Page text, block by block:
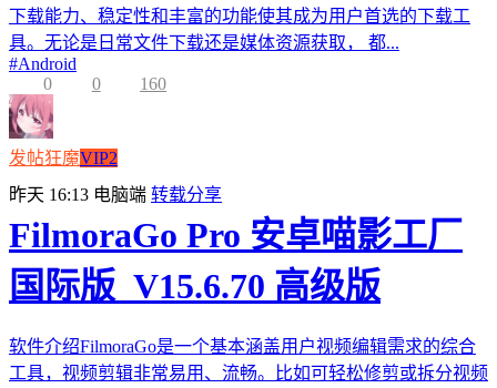
下载能力、稳定性和丰富的功能使其成为用户首选的下载工
具。无论是日常文件下载还是媒体资源获取， 都...
#Android
0
0 160
发帖狂魔VIP2
昨天 16:13 电脑端 转载分享
FilmoraGo Pro 安卓喵影工厂
国际版_V15.6.70 高级版
软件介绍FilmoraGo是一个基本涵盖用户视频编辑需求的综合
工具，视频剪辑非常易用、流畅。比如可轻松修剪或拆分视频